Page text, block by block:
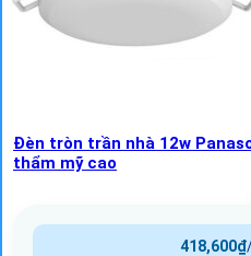
Đèn tròn trần nhà 12w
thẩm mỹ cao
418,600₫